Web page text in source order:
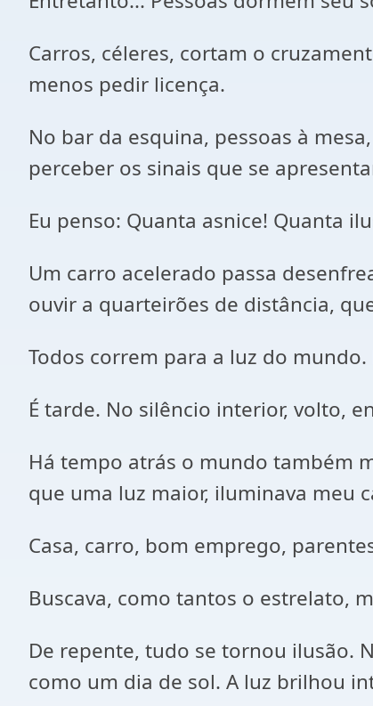
Carros, céleres, cortam o
menos pedir licença.
No bar da esquina, pessoas à
perceber os sinais que se
Eu penso: Quanta asnice! Quanta
Um carro acelerado passa
ouvir a quarteirões de distância,
Todos correm para a luz do
É tarde. No silêncio interior, volto,
Há tempo atrás o mundo também
que uma luz maior, iluminava meu
Casa, carro, bom emprego,
Buscava, como tantos o estrelato,
De repente, tudo se tornou ilusão.
como um dia de sol. A luz brilhou